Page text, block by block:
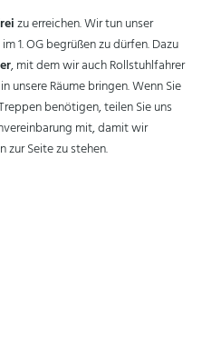
zu erreichen. Wir tun unser
1. OG begrüßen zu dürfen. Dazu
, mit dem wir auch Rollstuhlfahrer
unsere Räume bringen. Wenn Sie
benötigen, teilen Sie uns
mit, damit wir
zur Seite zu stehen.